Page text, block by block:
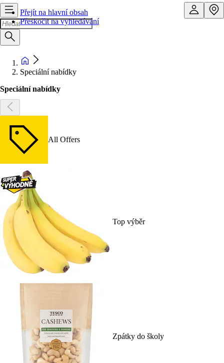
Přejít na hlavní obsah
Přeskočit na vyhledávání
Speciální nabídky
Speciální nabídky
All Offers
Top výběr
Zpátky do školy